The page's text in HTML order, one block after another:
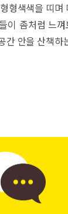
형색색을 띠며
이 좀처럼 느껴
간 안을 산책하